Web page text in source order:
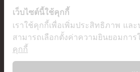
เว็บไซต์นี้ใช้คุกกี้
เราใช้คุกกี้เพื่อเพิ่มประสิทธิภาพ แ
สามารถเลือกตั้งค่าความยินยอมกา
คุกกี้